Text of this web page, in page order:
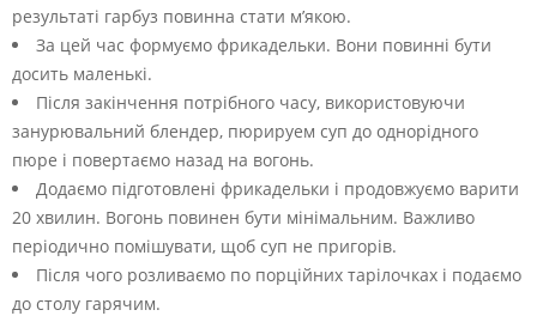
результаті гарбуз повинна стати м’якою.
За цей час формуємо фрикадельки. Вони повинні бути
досить маленькі.
Після закінчення потрібного часу, використовуючи
занурювальний блендер, пюрируем суп до однорідного
пюре і повертаємо назад на вогонь.
Додаємо підготовлені фрикадельки і продовжуємо варити
20 хвилин. Вогонь повинен бути мінімальним. Важливо
періодично помішувати, щоб суп не пригорів.
Після чого розливаємо по порційних тарілочках і подаємо
до столу гарячим.